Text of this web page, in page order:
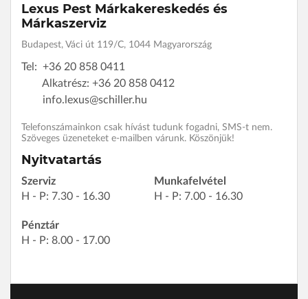
Lexus Pest Márkakereskedés és
Márkaszerviz
Budapest, Váci út 119/C, 1044 Magyarország
Tel: +36 20 858 0411
Alkatrész: +36 20 858 0412
info.lexus@schiller.hu
Telefonszámainkon csak hívást tudunk fogadni, SMS-t nem.
Szöveges üzeneteket e-mailben várunk. Köszönjük!
Nyitvatartás
Szerviz
H - P: 7.30 - 16.30
Munkafelvétel
H - P: 7.00 - 16.30
Pénztár
H - P: 8.00 - 17.00